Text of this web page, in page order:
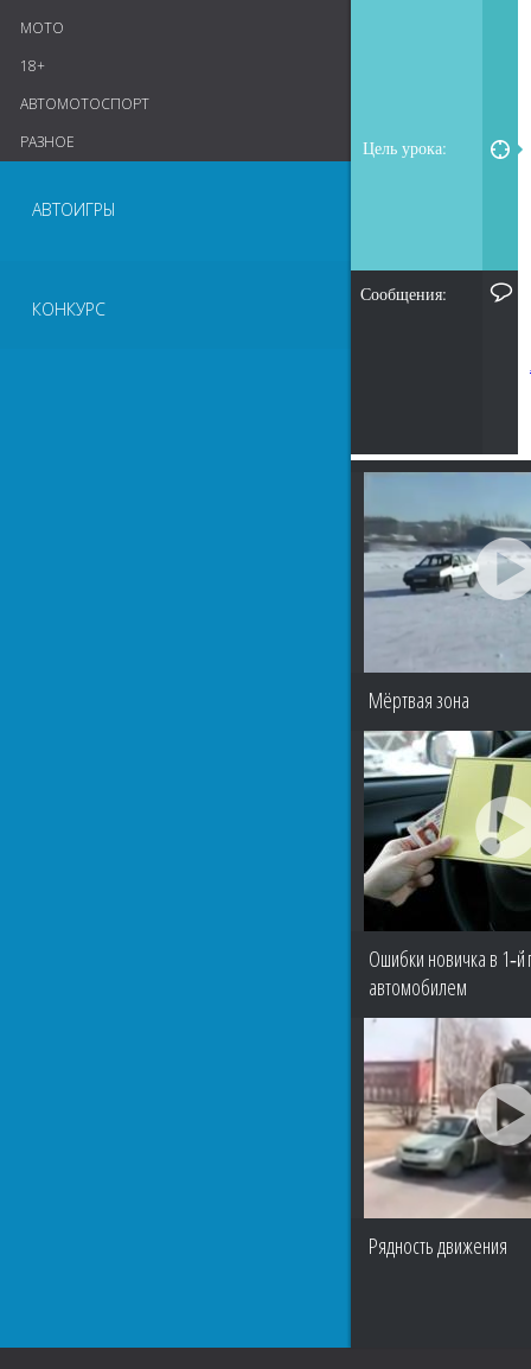
МОТО
18+
АВТОМОТОСПОРТ
РАЗНОЕ
АВТОИГРЫ
КОНКУРС
Цель урока:
Сообщения:
Мёртвая зона
Ошибки новичка в 1‑й
автомобилем
Рядность движения